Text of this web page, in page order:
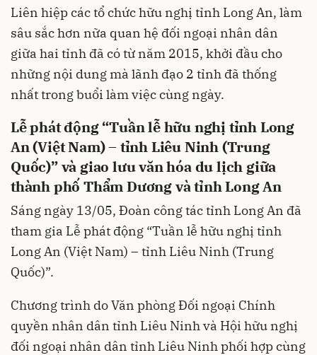
Liên hiệp các tổ chức hữu nghị tỉnh Long An, làm
sâu sắc hơn nữa quan hệ đối ngoại nhân dân
giữa hai tỉnh đã có từ năm 2015, khởi đầu cho
những nội dung mà lãnh đạo 2 tỉnh đã thống
nhất trong buổi làm việc cùng ngày.
Lễ phát động “Tuần lễ hữu nghị tỉnh Long
An (Việt Nam) – tỉnh Liêu Ninh (Trung
Quốc)” và giao lưu văn hóa du lịch giữa
thành phố Thẩm Dương và tỉnh Long An
Sáng ngày 13/05, Đoàn công tác tỉnh Long An đã
tham gia Lễ phát động “Tuần lễ hữu nghị tỉnh
Long An (Việt Nam) – tỉnh Liêu Ninh (Trung
Quốc)”.
Chương trình do Văn phòng Đối ngoại Chính
quyền nhân dân tỉnh Liêu Ninh và Hội hữu nghị
đối ngoại nhân dân tỉnh Liêu Ninh phối hợp cùng